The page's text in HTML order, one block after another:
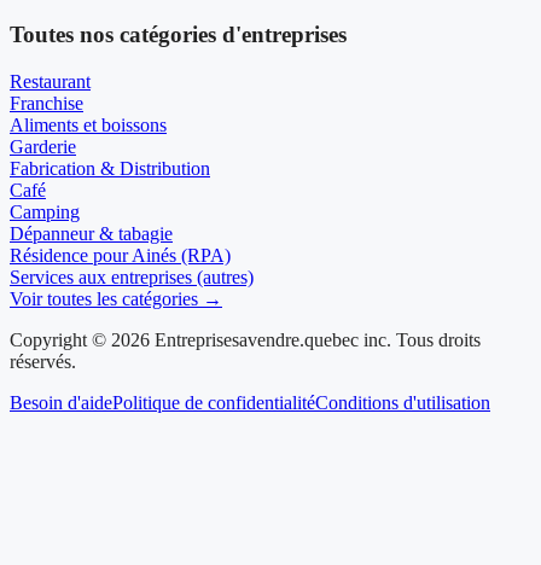
Toutes nos catégories d'entreprises
Restaurant
Franchise
Aliments et boissons
Garderie
Fabrication & Distribution
Café
Camping
Dépanneur & tabagie
Résidence pour Ainés (RPA)
Services aux entreprises (autres)
Voir toutes les catégories →
Copyright © 2026 Entreprisesavendre.quebec inc. Tous droits
réservés.
Besoin d'aidePolitique de confidentialitéConditions d'utilisation